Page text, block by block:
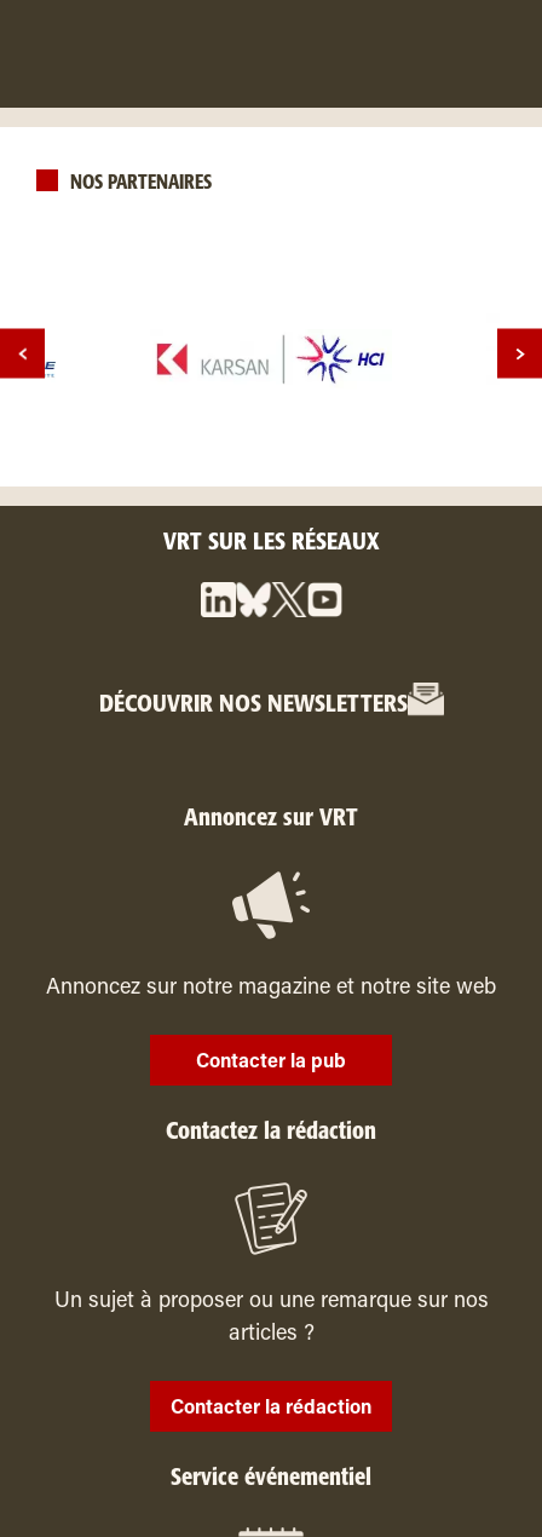
NOS PARTENAIRES
VRT SUR LES RÉSEAUX
DÉCOUVRIR NOS NEWSLETTERS
Annoncez sur VRT
Annoncez sur notre magazine et notre site web
Contacter la pub
Contactez la rédaction
Un sujet à proposer ou une remarque sur nos
articles ?
Contacter la rédaction
Service événementiel